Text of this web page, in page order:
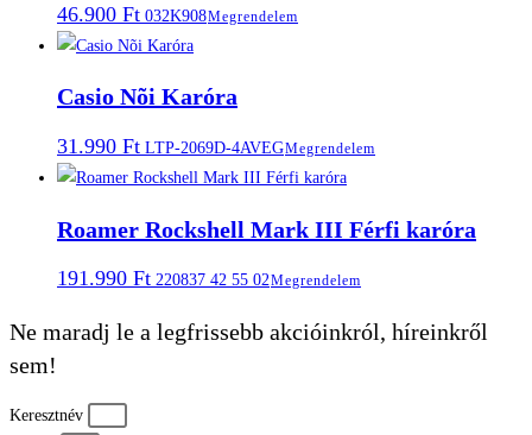
46.900 Ft 032K908Megrendelem
Casio Nõi Karóra
31.990 Ft LTP-2069D-4AVEGMegrendelem
Roamer Rockshell Mark III Férfi karóra
191.990 Ft 220837 42 55 02Megrendelem
Ne maradj le a legfrissebb akcióinkról, híreinkről
sem!
Keresztnév